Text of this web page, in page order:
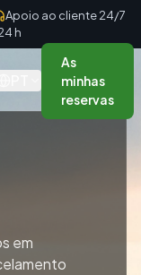
Apoio ao cliente 24/7
h
As
minhas
reservas
em